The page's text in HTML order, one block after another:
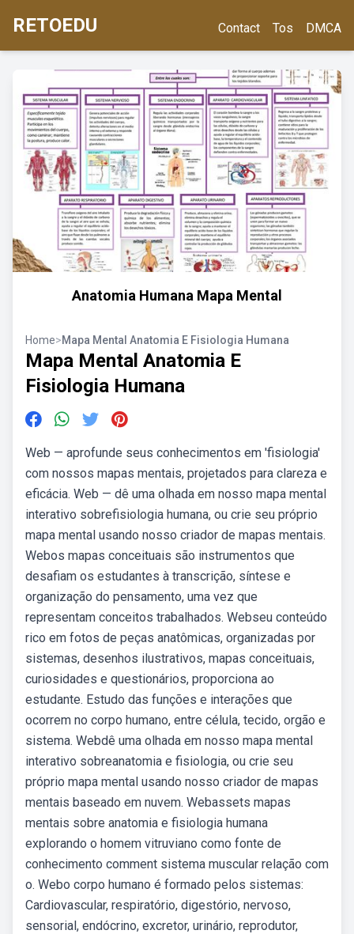
RETOEDU Contact Tos DMCA
Anatomia Humana Mapa Mental
Home>Mapa Mental Anatomia E Fisiologia Humana
Mapa Mental Anatomia E
Fisiologia Humana
Web — aprofunde seus conhecimentos em 'fisiologia'
com nossos mapas mentais, projetados para clareza e
eficácia. Web — dê uma olhada em nosso mapa mental
interativo sobrefisiologia humana, ou crie seu próprio
mapa mental usando nosso criador de mapas mentais.
Webos mapas conceituais são instrumentos que
desafiam os estudantes à transcrição, síntese e
organização do pensamento, uma vez que
representam conceitos trabalhados. Webseu conteúdo
rico em fotos de peças anatômicas, organizadas por
sistemas, desenhos ilustrativos, mapas conceituais,
curiosidades e questionários, proporciona ao
estudante. Estudo das funções e interações que
ocorrem no corpo humano, entre célula, tecido, orgão e
sistema. Webdê uma olhada em nosso mapa mental
interativo sobreanatomia e fisiologia, ou crie seu
próprio mapa mental usando nosso criador de mapas
mentais baseado em nuvem. Webassets mapas
mentais sobre anatomia e fisiologia humana
explorando o homem vitruviano como fonte de
conhecimento comment sistema muscular relação com
o. Webo corpo humano é formado pelos sistemas:
Cardiovascular, respiratório, digestório, nervoso,
sensorial, endócrino, excretor, urinário, reprodutor,